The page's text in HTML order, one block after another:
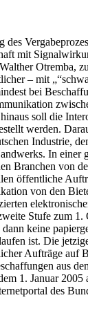
mit
Otremba,
– mit
bei
soll die
werden.
Industrie,
In einer
Branchen von
öffentliche
von den
Stufe zum
keine
ist. Die
Aufträge auf
aus
1. Januar
des